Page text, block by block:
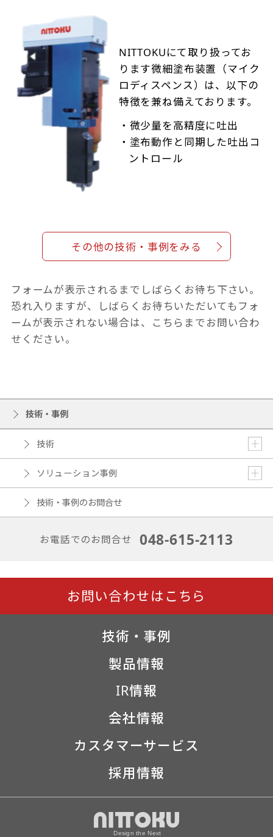
NITTOKUにて取り扱ってお
ります微細塗布装置（マイク
ロディスペンス）は、以下の
特徴を兼ね備えております。
・微少量を高精度に吐出
・塗布動作と同期した吐出コ
ントロール
その他の技術・事例をみる
フォームが表示されるまでしばらくお待ち下さい。
恐れ入りますが、しばらくお待ちいただいてもフォ
ームが表示されない場合は、
こちら までお問い合わ
せください。
技術・事例
技術
ソリューション事例
技術・事例のお問合せ
お電話でのお問合せ 048-615-2113
お問い合わせはこちら
技術・事例
製品情報
IR情報
会社情報
カスタマーサービス
採用情報